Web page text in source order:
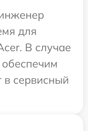
для
В случае
в сервисный